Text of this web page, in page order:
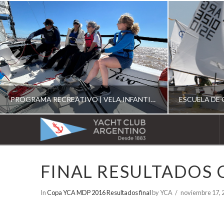
PROGRAMA RECREATIVO | VELA INFANTIL, JUVENIL Y DE CRUCERO 2026
ESCUELA RECREATIVA 2026
YACHT
CLUB
ARGENTINO
FINAL RESULTADOS
InCopa YCA MDP 2016 Resultados final by YCA noviembre 17,